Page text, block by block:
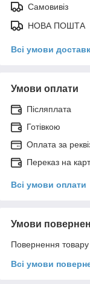
Самовивіз
НОВА ПОШТА
Всі умови
Умови оплати
Післяплата
Готівкою
Оплата за
Переказ на
Всі умови оплати
Умови
Повернення
Всі умови